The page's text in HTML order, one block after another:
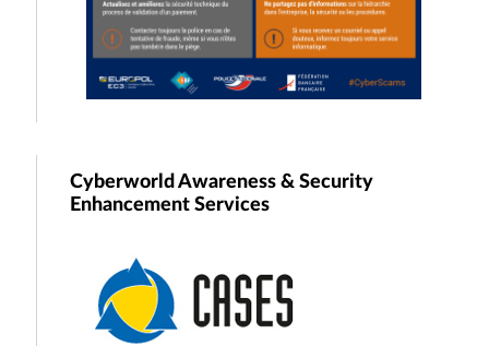
Cyberworld Awareness & Security
Enhancement Services